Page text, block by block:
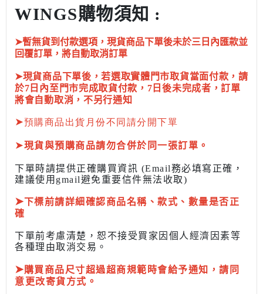
WINGS購物須知 :
➤暫無貨到付款選項，現貨商品下單後未於三日內匯款並
回覆訂單，將自動取消訂單
➤現貨商品下單後，若選取實體門市取貨當面付款，請
於7日內至門市完成取貨付款，7日後未完成者，訂單
將會自動取消，不另行通知
➤預購商品出貨月份不同請分開下單
➤現貨與預購商品請勿合併於同一張訂單。
下單時請提供正確購買資訊 (Email務必填寫正確，
建議使用gmail避免重要信件無法收取)
➤下標前請詳細確認商品名稱、款式、數量是否正
確
下單前考慮清楚，恕不接受買家因個人經濟因素等
各種理由取消交易。
➤購買商品尺寸超過超商規範時會給予通知，請同
意更改寄貨方式。